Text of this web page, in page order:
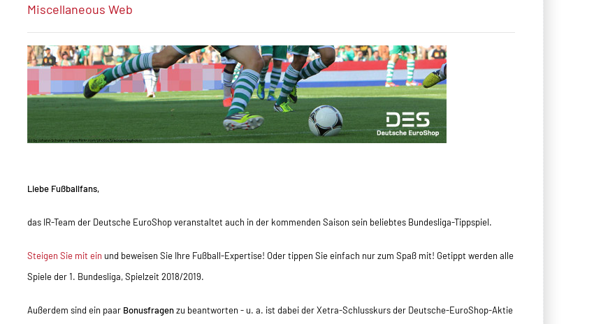
Miscellaneous Web
Liebe Fußballfans,
das IR-Team der Deutsche EuroShop veranstaltet auch in der kommenden Saison sein beliebtes Bundesliga-Tippspiel.
Steigen Sie mit ein und beweisen Sie Ihre Fußball-Expertise! Oder tippen Sie einfach nur zum Spaß mit! Getippt werden alle
Spiele der 1. Bundesliga, Spielzeit 2018/2019.
Außerdem sind ein paar Bonusfragenzu beantworten - u. a. ist dabei der Xetra-Schlusskurs der Deutsche-EuroShop-Aktie